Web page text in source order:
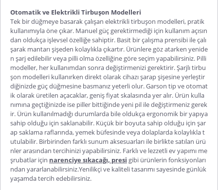
Otomatik ve Elektrikli Tirbuşon Modelleri
Tek bir düğmeye basarak çalışan elektrikli tirbuşon modelleri, pratik
kullanımıyla öne çıkar. Manuel güç gerektirmediği için kullanım açısın
dan oldukça işlevsel özelliğe sahiptir. Basit bir çalışma prensibi ile çalı
şarak mantarı şişeden kolaylıkla çıkartır. Ürünlere göz atarken yenide
n şarj edilebilir veya pilli olma özelliğine göre seçim yapabilirsiniz. Pilli
modeller, her kullanımdan sonra değiştirmenizi gerektirir.Şarjlı tirbu
şon modelleri kullanırken direkt olarak cihazı şarap şişesine yerleştir
diğinizde güç düğmesine basmanız yeterli olur. Garson tip ve otomat
ik olarak üretilen açacaklar, geniş fiyat skalasında yer alır. Ürün kulla
nımına geçtiğinizde ise piller bittiğinde yeni pil ile değiştirmeniz gerek
ir. Ürün kullanılmadığı durumlarda bile oldukça ergonomik bir yapıya
sahip olduğu için saklanabilir. Küçük bir boyuta sahip olduğu için şar
ap saklama raflarında, yemek büfesinde veya dolaplarda kolaylıkla t
utulabilir. Birbirinden farklı sunum aksesuarları ile birlikte satılan ürü
nler arasından tercihinizi yapabilirsiniz. Farklı ve lezzetli ev yapımı me
şrubatlar için narenciye sıkacağı, presi gibi ürünlerin fonksiyonları
ndan yararlanabilirsiniz.Yenilikçi ve kaliteli tasarımı sayesinde günlük
yaşamda tercih edebilirsiniz.